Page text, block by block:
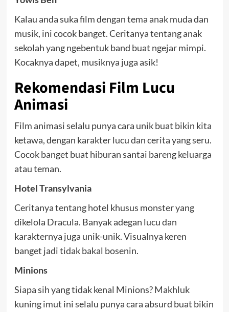
Kalau anda suka film dengan tema anak muda dan
musik, ini cocok banget. Ceritanya tentang anak
sekolah yang ngebentuk band buat ngejar mimpi.
Kocaknya dapet, musiknya juga asik!
Rekomendasi Film Lucu
Animasi
Film animasi selalu punya cara unik buat bikin kita
ketawa, dengan karakter lucu dan cerita yang seru.
Cocok banget buat hiburan santai bareng keluarga
atau teman.
Hotel Transylvania
Ceritanya tentang hotel khusus monster yang
dikelola Dracula. Banyak adegan lucu dan
karakternya juga unik-unik. Visualnya keren
banget jadi tidak bakal bosenin.
Minions
Siapa sih yang tidak kenal Minions? Makhluk
kuning imut ini selalu punya cara absurd buat bikin